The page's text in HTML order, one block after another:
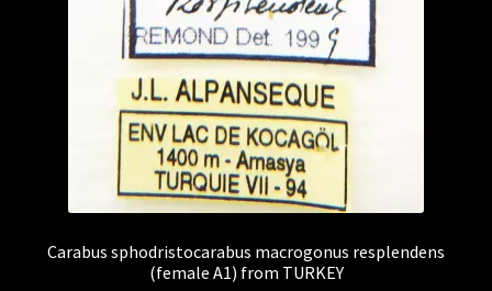
Carabus sphodristocarabus macrogonus resplendens
(female A1) from TURKEY